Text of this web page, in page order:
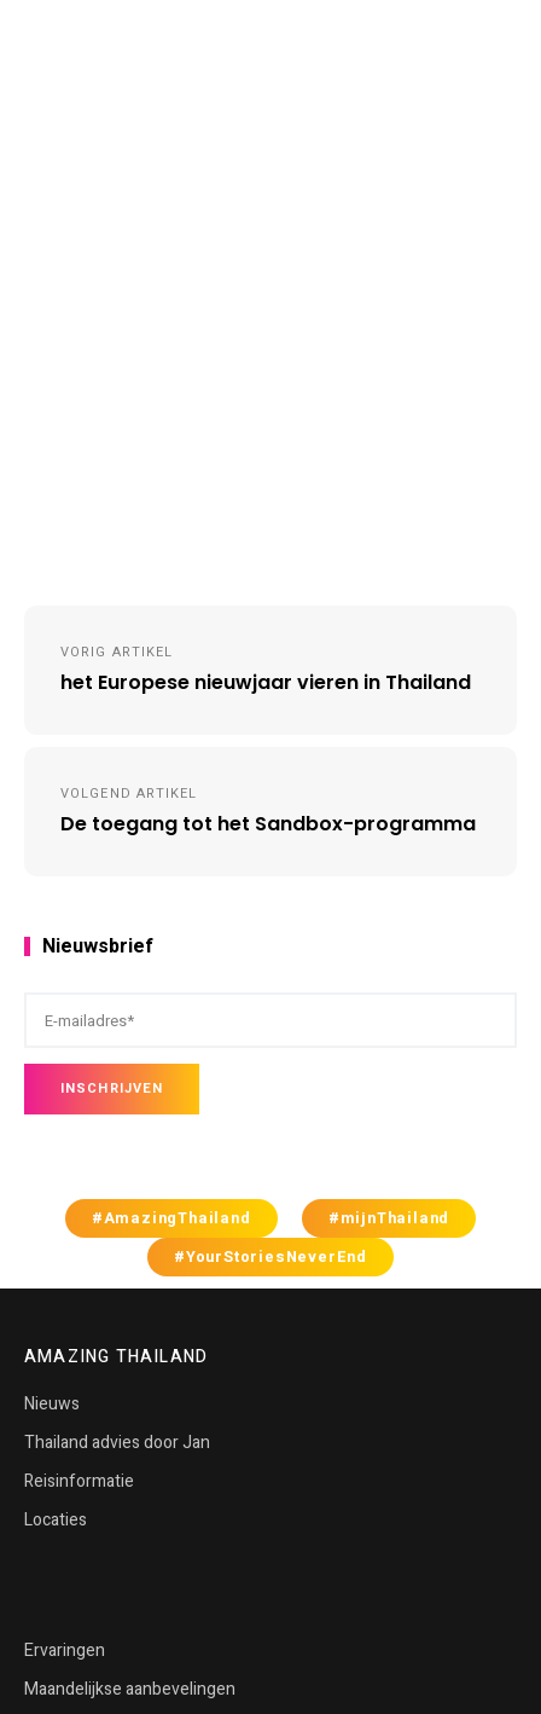
navigation
VORIG ARTIKEL
het Europese nieuwjaar vieren in Thailand
VOLGEND ARTIKEL
De toegang tot het Sandbox-programma
Nieuwsbrief
#AmazingThailand
#mijnThailand
#YourStoriesNeverEnd
AMAZING THAILAND
Nieuws
Thailand advies door Jan
Reisinformatie
Locaties
Ervaringen
Maandelijkse aanbevelingen